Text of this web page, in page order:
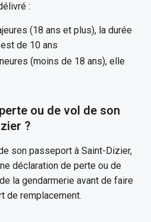
:
(18 ans et plus), la durée
de 10 ans
(moins de 18 ans), elle
ou de vol de son
?
son passeport à Saint-Dizier,
déclaration de perte ou de
la gendarmerie avant de faire
de remplacement.